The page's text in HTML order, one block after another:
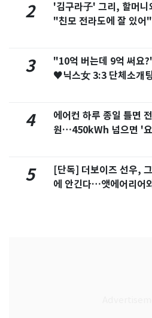
2
'김구라子' 그리, 할머니
"친모 전라도에 잘 있
3
"10억 버는데 9억 써요
♥닉스女 3:3 단체소개
4
에어컨 하루 종일 틀면
원…450kWh 넘으면 '
5
[단독] 더보이즈 선우,
에 안긴다…앳에어리어